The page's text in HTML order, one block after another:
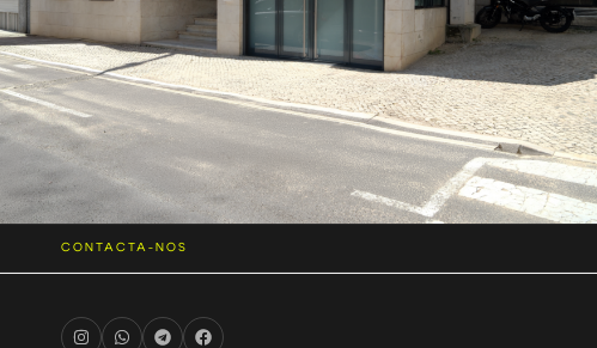
CONTACTA-NOS